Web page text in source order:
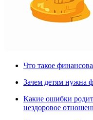
Что такое
Зачем детям нужна
Какие ошибки
нездоровое